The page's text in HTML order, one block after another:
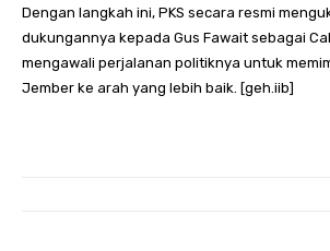
Dengan langkah ini, PKS secara resmi
dukungannya kepada Gus Fawait sebagai
mengawali perjalanan politiknya untuk
Jember ke arah yang lebih baik. [geh.iib]